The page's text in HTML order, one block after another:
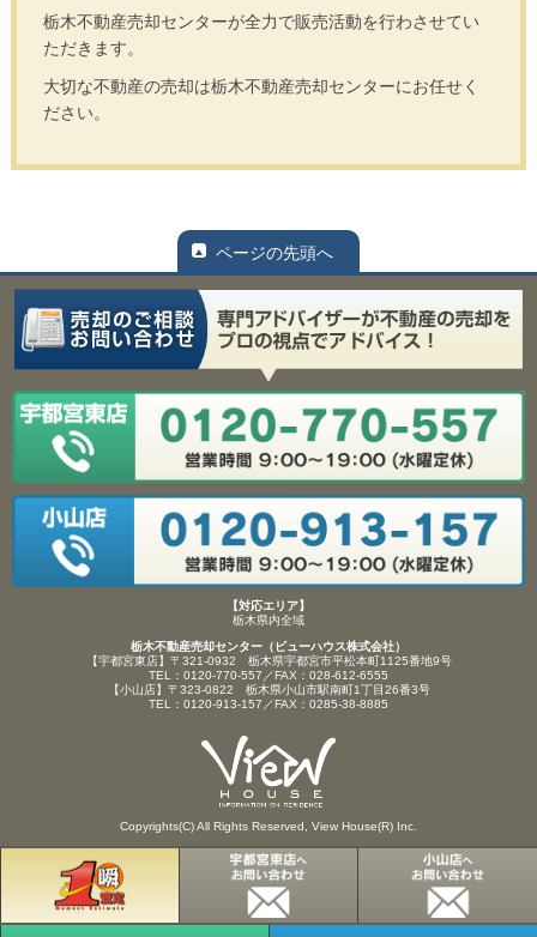
栃木不動産売却センターが全力で販売活動を行わさせてい
ただきます。
大切な不動産の売却は栃木不動産売却センターにお任せく
ださい。
ページの先頭へ
【対応エリア】
栃木県内全域
栃木不動産売却センター（ビューハウス株式会社）
【宇都宮東店】〒321-0932 栃木県宇都宮市平松本町1125番地9号
TEL：0120-770-557／FAX：028-612-6555
【小山店】〒323-0822 栃木県小山市駅南町1丁目26番3号
TEL：0120-913-157／FAX：0285-38-8885
Copyrights(C) All Rights Reserved, View House(R) Inc.